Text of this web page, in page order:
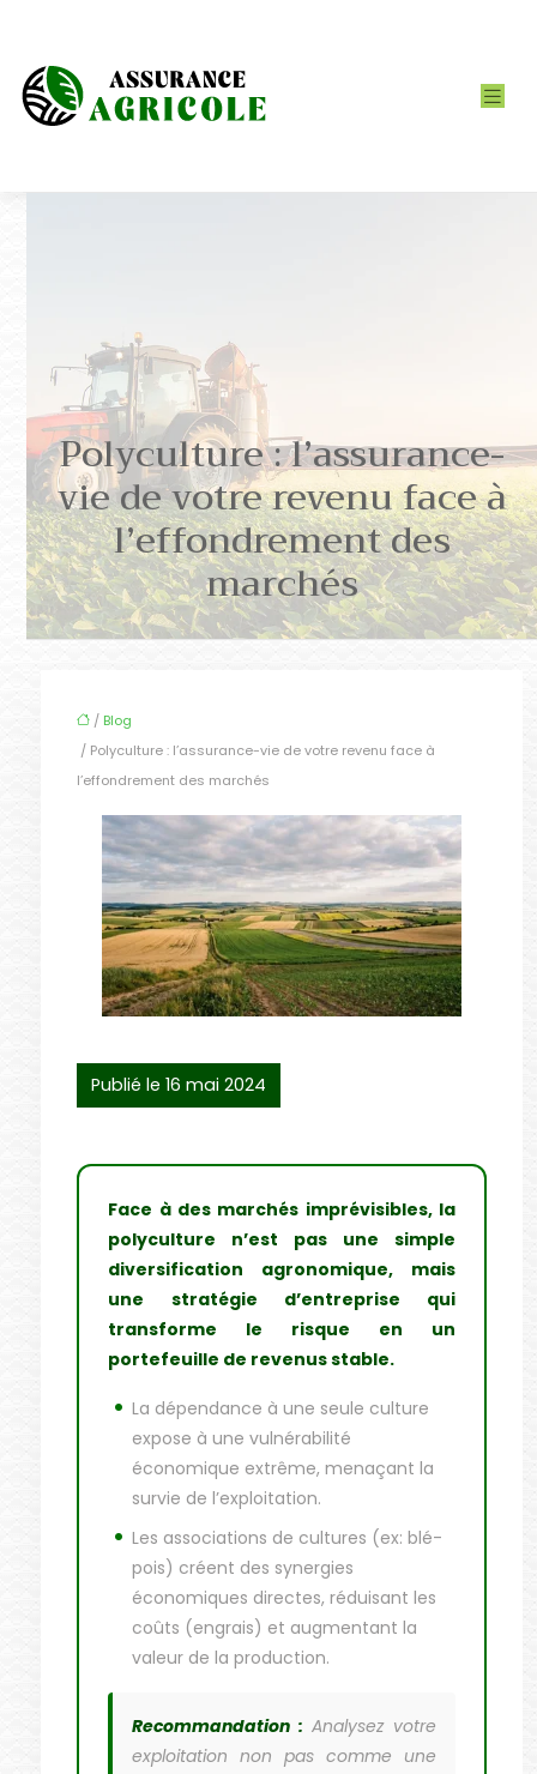
Polyculture : l’assurance-
vie de votre revenu face à
l’effondrement des
marchés
/ Blog
/ Polyculture : l’assurance-vie de votre revenu face à
l’effondrement des marchés
Publié le 16 mai 2024
Face à des marchés imprévisibles, la
polyculture n’est pas une simple
diversification agronomique, mais
une stratégie d’entreprise qui
transforme le risque en un
portefeuille de revenus stable.
La dépendance à une seule culture
expose à une vulnérabilité
économique extrême, menaçant la
survie de l’exploitation.
Les associations de cultures (ex: blé-
pois) créent des synergies
économiques directes, réduisant les
coûts (engrais) et augmentant la
valeur de la production.
Recommandation : Analysez votre
exploitation non pas comme une